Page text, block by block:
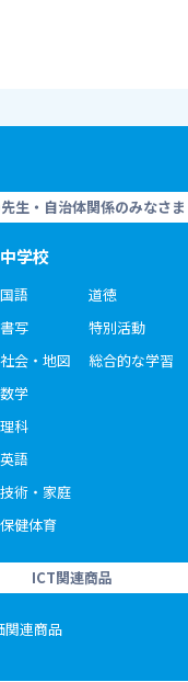
生・自治体関係のみなさま
中学校
国語
書写
社会・地図
数学
理科
英語
技術・家庭
保健体育
道徳
特別活動
総合的な学習
ICT関連商品
関連商品